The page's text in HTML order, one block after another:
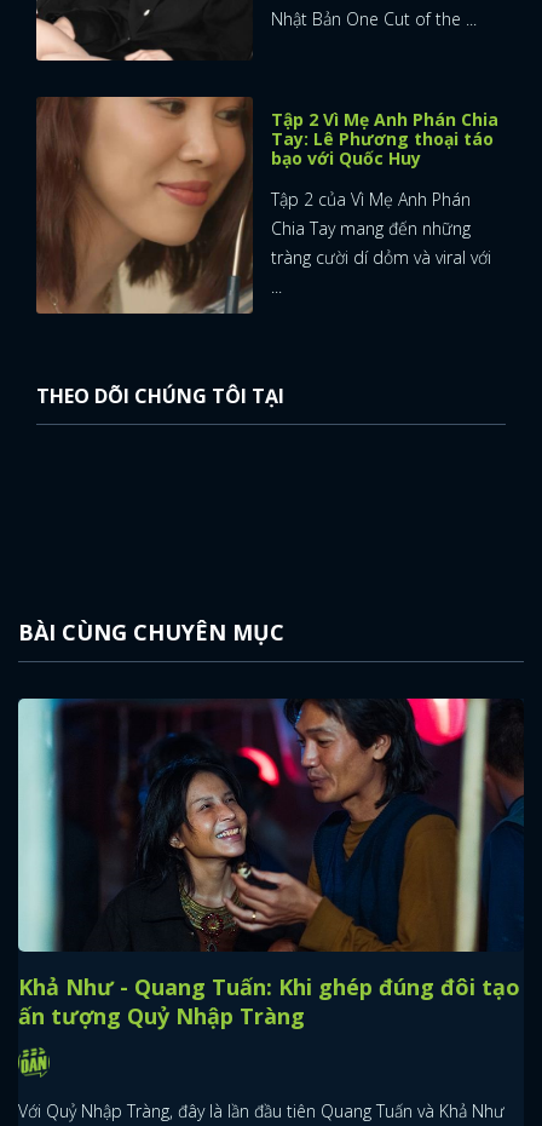
Nhật Bản One Cut of the ...
Tập 2 Vì Mẹ Anh Phán Chia
Tay: Lê Phương thoại táo
bạo với Quốc Huy
Tập 2 của Vì Mẹ Anh Phán
Chia Tay mang đến những
tràng cười dí dỏm và viral với
THEO DÕI CHÚNG TÔI TẠI
BÀI CÙNG CHUYÊN MỤC
Khả Như - Quang Tuấn: Khi ghép đúng đôi tạo
ấn tượng Quỷ Nhập Tràng
Với Quỷ Nhập Tràng, đây là lần đầu tiên Quang Tuấn và Khả Như